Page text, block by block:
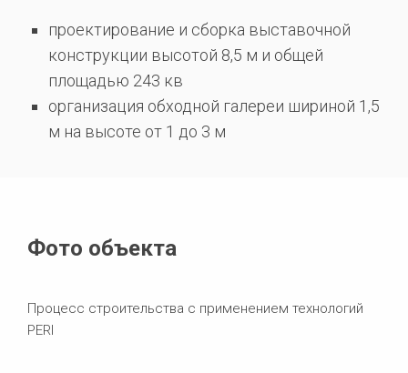
проектирование и сборка выставочной
конструкции высотой 8,5 м и общей
площадью 243 кв
организация обходной галереи шириной 1,5
м на высоте от 1 до 3 м
Фото объекта
Процесс строительства c применением технологий
PERI